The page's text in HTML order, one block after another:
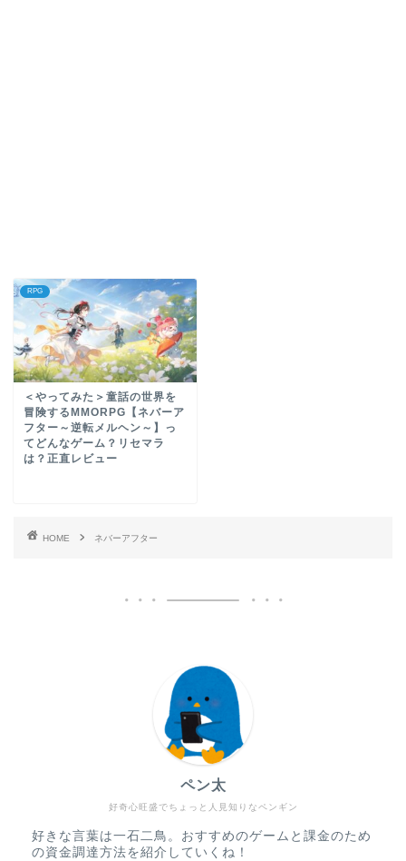
RPG
＜やってみた＞童話の世界を
冒険するMMORPG【ネバーア
フター～逆転メルヘン～】っ
てどんなゲーム？リセマラ
は？正直レビュー
HOME ネバーアフター
好奇心旺盛でちょっと人見知りなペンギン
ペン太
好きな言葉は一石二鳥。おすすめのゲームと課金のため
の資金調達方法を紹介していくね！